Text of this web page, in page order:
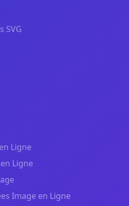
SVG
Ligne
Ligne
Image en Ligne